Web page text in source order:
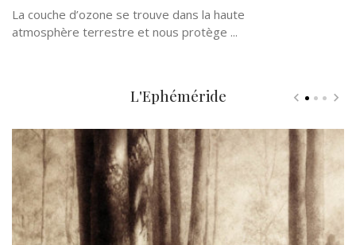
La couche d’ozone se trouve dans la haute
atmosphère terrestre et nous protège ...
L'Ephéméride